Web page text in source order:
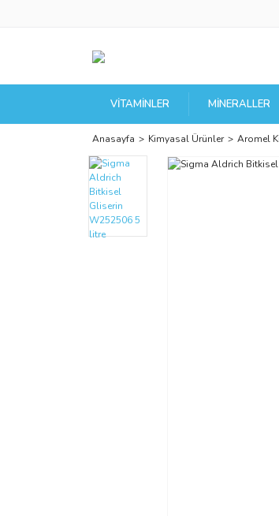
VITAMINLER MINERALLER
Anasayfa Kimyasal Ürünler Aromel